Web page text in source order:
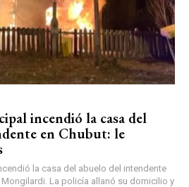
incendió la casa del
en Chubut: le
la casa del abuelo del intendente
La policía allanó su domicilio y